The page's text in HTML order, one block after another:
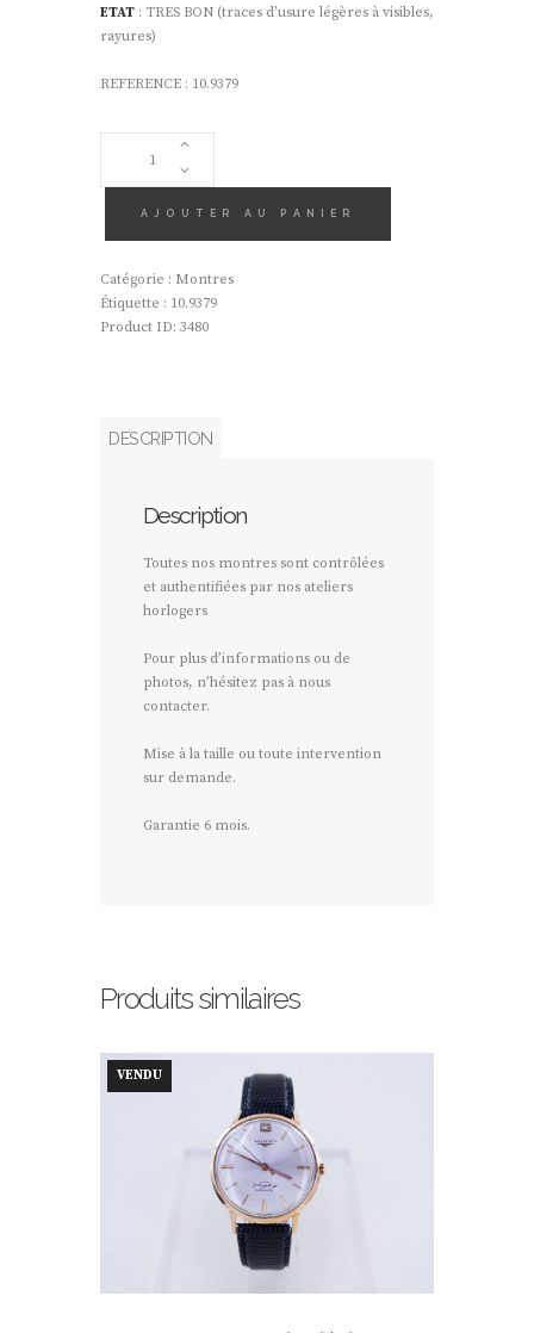
ETAT : TRES BON (traces d’usure légères à visibles,
rayures)
REFERENCE : 10.9379
QUANTITÉ
MONTRE
ZENITH
FEMME
AJOUTER AU PANIER
Catégorie : Montres
Étiquette : 10.9379
Product ID: 3480
DESCRIPTION
Description
Toutes nos montres sont contrôlées
et authentifiées par nos ateliers
horlogers
Pour plus d’informations ou de
photos, n’hésitez pas à nous
contacter.
Mise à la taille ou toute intervention
sur demande.
Garantie 6 mois.
Produits similaires
VENDU